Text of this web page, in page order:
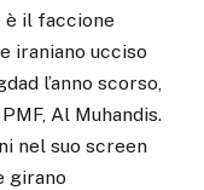
il faccione
iraniano ucciso
l’anno scorso,
Al Muhandis.
nel suo screen
girano